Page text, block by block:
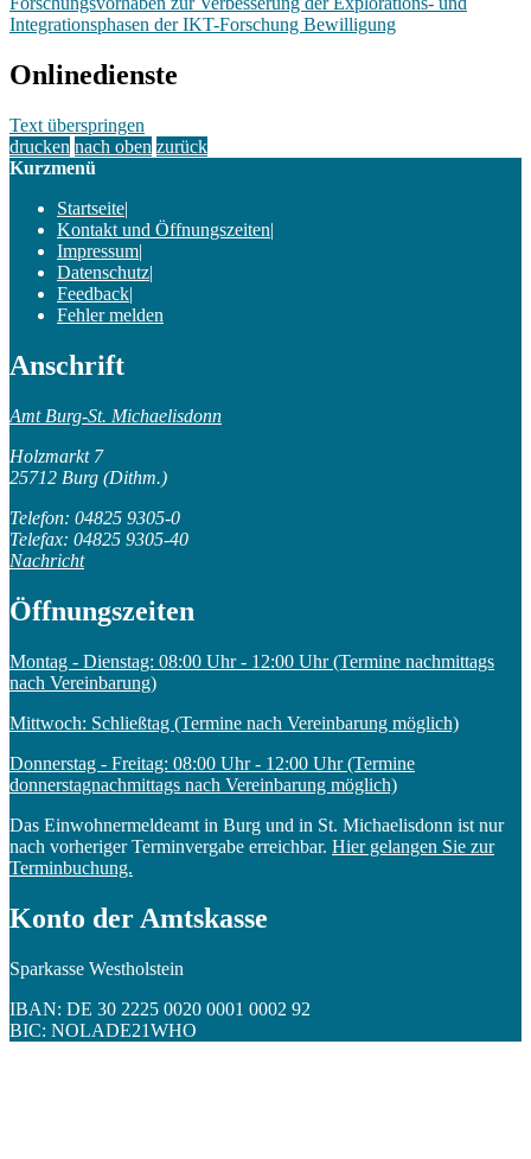
Integrationsphasen der IKT-Forschung Bewilligung
Onlinedienste
Text überspringen
drucken nach oben zurück
Kurzmenü
Startseite|
Kontakt und Öffnungszeiten|
Impressum|
Datenschutz|
Feedback|
Fehler melden
Anschrift
Amt Burg-St. Michaelisdonn
Holzmarkt 7
25712 Burg (Dithm.)
Telefon: 04825 9305-0
Telefax: 04825 9305-40
Nachricht
Öffnungszeiten
Montag - Dienstag: 08:00 Uhr - 12:00 Uhr (Termine nachmittags
nach Vereinbarung)
Mittwoch: Schließtag (Termine nach Vereinbarung möglich)
Donnerstag - Freitag: 08:00 Uhr - 12:00 Uhr (Termine
donnerstagnachmittags nach Vereinbarung möglich)
Das Einwohnermeldeamt in Burg und in St. Michaelisdonn ist nur
nach vorheriger Terminvergabe erreichbar. Hier gelangen Sie zur
Terminbuchung.
Konto der Amtskasse
Sparkasse Westholstein
IBAN: DE 30 2225 0020 0001 0002 92
BIC: NOLADE21WHO